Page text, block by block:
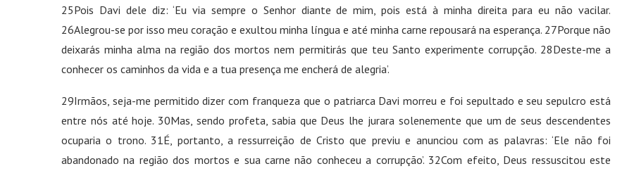
25Pois Davi dele diz: ‘Eu via sempre o Senhor diante de mim, pois está à minha direita para eu não vacilar.
26Alegrou-se por isso meu coração e exultou minha língua e até minha carne repousará na esperança. 27Porque não
deixarás minha alma na região dos mortos nem permitirás que teu Santo experimente corrupção. 28Deste-me a
conhecer os caminhos da vida e a tua presença me encherá de alegria’.
29Irmãos, seja-me permitido dizer com franqueza que o patriarca Davi morreu e foi sepultado e seu sepulcro está
entre nós até hoje. 30Mas, sendo profeta, sabia que Deus lhe jurara solenemente que um de seus descendentes
ocuparia o trono. 31É, portanto, a ressurreição de Cristo que previu e anunciou com as palavras: ‘Ele não foi
abandonado na região dos mortos e sua carne não conheceu a corrupção’. 32Com efeito, Deus ressuscitou este